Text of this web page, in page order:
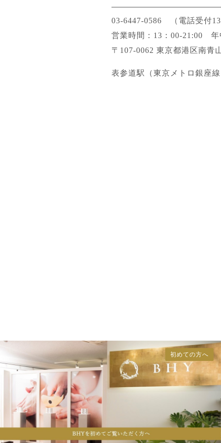
03-6447-0586 （電話受付13
営業時間：13：00-21:00
〒107-0062 東京都港区南青
表参道駅（東京メトロ銀座
初めての方へ